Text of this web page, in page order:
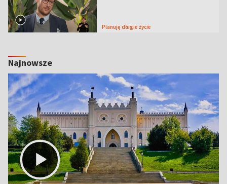
Planuję długie życie
Najnowsze